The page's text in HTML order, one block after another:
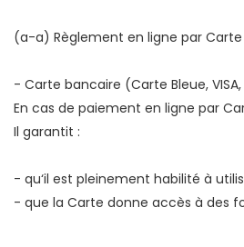
(a-a) Règlement en ligne par Carte
- Carte bancaire (Carte Bleue,
En cas de paiement en ligne par Carte, le Client est tenu de fournir le type de sa Carte de paiement, le
Il garantit :
- qu‘il est pleinement habilité à
- que la Carte donne accès à des fonds suffisants pour couvrir